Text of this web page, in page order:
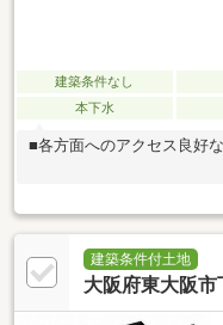
建築条件なし
本下水
■各方面へのアクセス良好
建築条件付土地
大阪府東大阪市